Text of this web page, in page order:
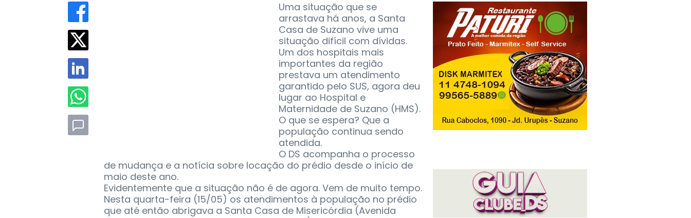
Uma situação que se
arrastava há anos, a Santa
Casa de Suzano vive uma
situação difícil com dívidas.
Um dos hospitais mais
importantes da região
prestava um atendimento
garantido pelo SUS, agora deu
lugar ao Hospital e
Maternidade de Suzano (HMS).
O que se espera? Que a
população continua sendo
atendida.
O DS acompanha o processo
de mudança e a notícia sobre locação do prédio desde o início de
maio deste ano.
Evidentemente que a situação não é de agora. Vem de muito tempo.
Nesta quarta-feira (15/05) os atendimentos à população no prédio
que até então abrigava a Santa Casa de Misericórdia (Avenida